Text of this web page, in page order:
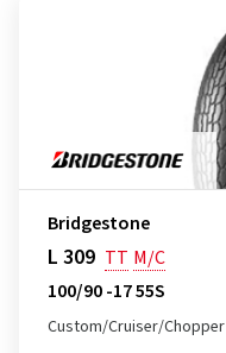
Bridgestone
L 309 TT M/C
100/90 -17 55S
Custom/Cruiser/Chopper